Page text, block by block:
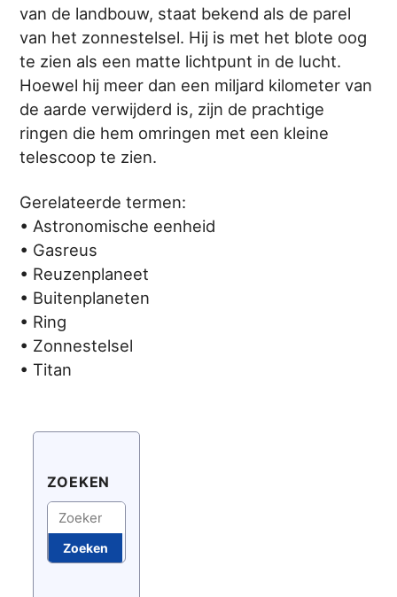
van de landbouw, staat bekend als de parel
van het zonnestelsel. Hij is met het blote oog
te zien als een matte lichtpunt in de lucht.
Hoewel hij meer dan een miljard kilometer van
de aarde verwijderd is, zijn de prachtige
ringen die hem omringen met een kleine
telescoop te zien.
Gerelateerde termen:
• Astronomische eenheid
• Gasreus
• Reuzenplaneet
• Buitenplaneten
• Ring
• Zonnestelsel
• Titan
ZOEKEN
Zoeken
Zoeken